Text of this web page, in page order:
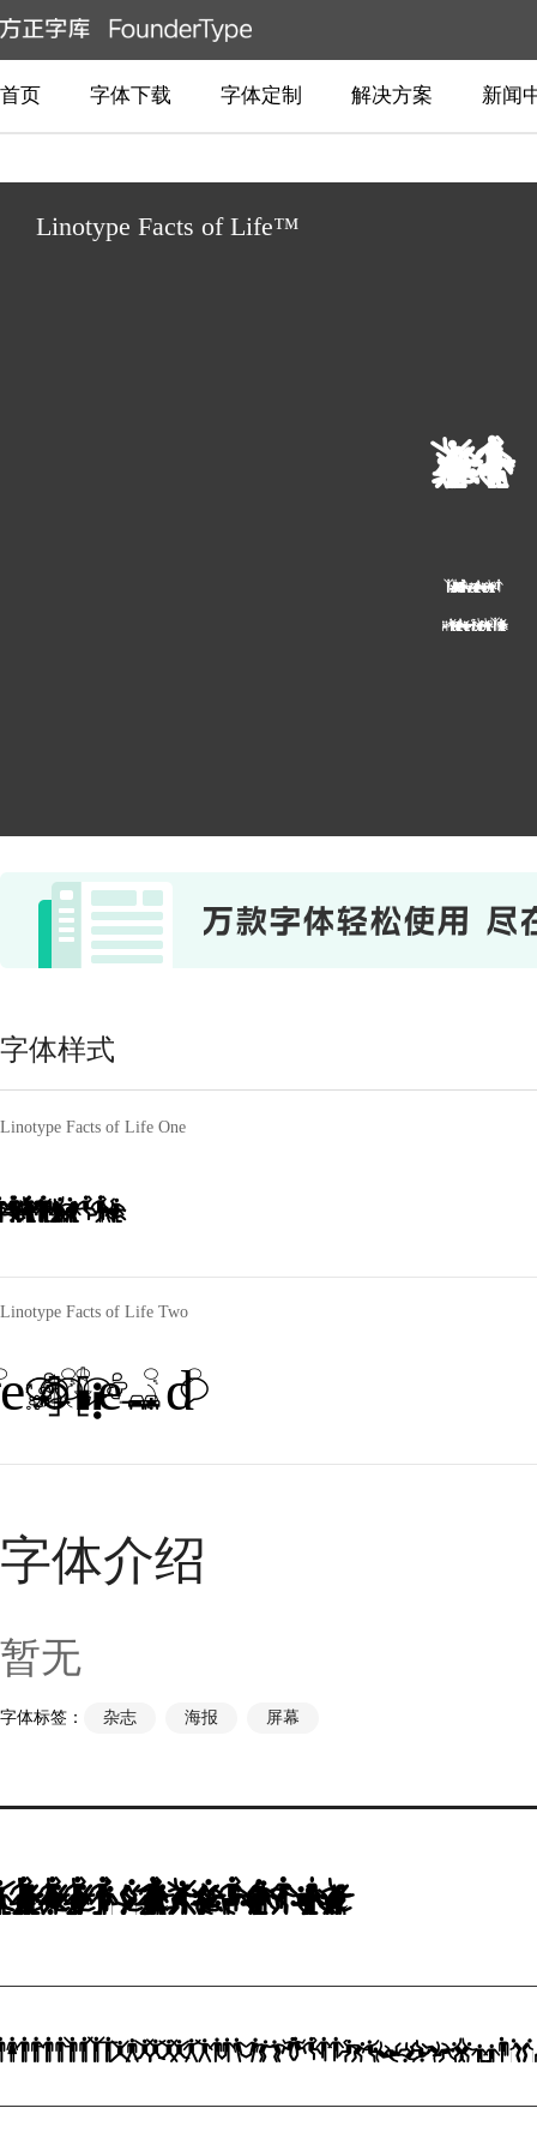
首页 字体下载 字体定制 解决方案 新闻
Linotype Facts of Life™
Moonlight Shadow
I willingly speak to those who know, b
ut for those who do not know I forget.
字体样式
Linotype Facts of Life One
The quick brown fox jumps over a lazy dog
Linotype Facts of Life Two
The quick brown fox jumps over a lazy dog
字体介绍
暂无
字体标签： 杂志 海报 屏幕
No painzno gain pain past is pleasure. One sigh that should be wholly thine.